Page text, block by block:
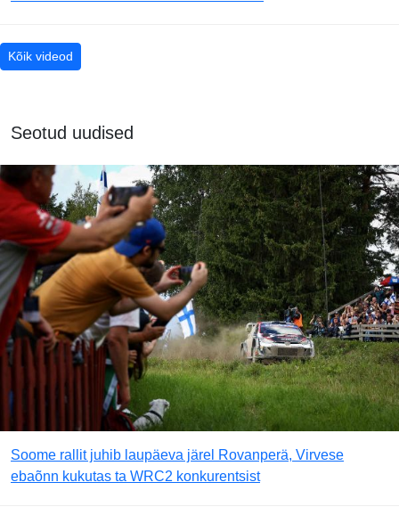
Kõik videod
Seotud uudised
Soome rallit juhib laupäeva järel Rovanperä, Virvese
ebaõnn kukutas ta WRC2 konkurentsist